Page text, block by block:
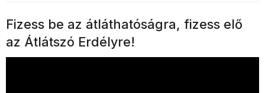
Fizess be az átláthatóságra, fizess elő
az Átlátszó Erdélyre!